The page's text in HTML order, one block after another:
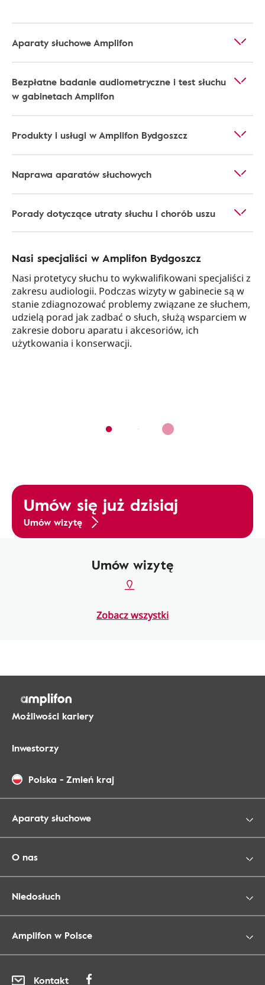
Aparaty słuchowe Amplifon
Bezpłatne badanie audiometryczne i test słuchu
w gabinetach Amplifon
Produkty i usługi w Amplifon Bydgoszcz
Naprawa aparatów słuchowych
Porady dotyczące utraty słuchu i chorób uszu
Nasi specjaliści w Amplifon Bydgoszcz
Nasi protetycy słuchu to wykwalifikowani specjaliści z
zakresu audiologii. Podczas wizyty w gabinecie są w
stanie zdiagnozować problemy związane ze słuchem,
udzielą porad jak zadbać o słuch, służą wsparciem w
zakresie doboru aparatu i akcesoriów, ich
użytkowania i konserwacji.
Umów się już dzisiaj
Umów wizytę
Umów wizytę
Zobacz wszystki
Możliwości kariery
Inwestorzy
Polska - Zmień kraj
Aparaty słuchowe
O nas
Niedosłuch
Amplifon w Polsce
Kontakt